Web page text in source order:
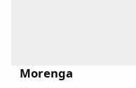
Morenga